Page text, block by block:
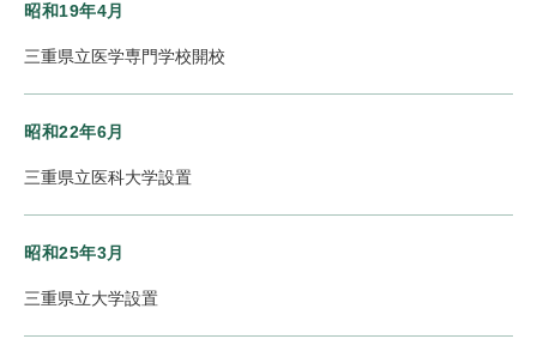
昭和19年4月
三重県立医学専門学校開校
昭和22年6月
三重県立医科大学設置
昭和25年3月
三重県立大学設置